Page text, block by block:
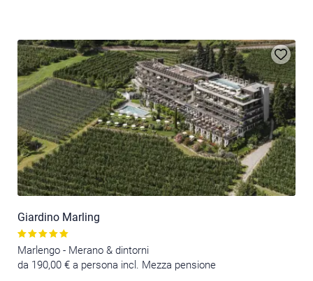
Giardino Marling
Marlengo - Merano & dintorni
da 190,00 € a persona incl. Mezza pensione